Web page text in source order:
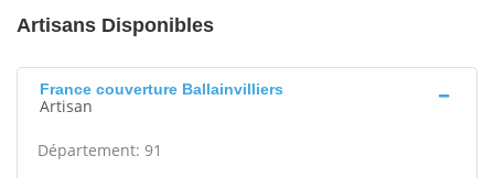
Artisans Disponibles
France couverture Ballainvilliers
Artisan
Département: 91